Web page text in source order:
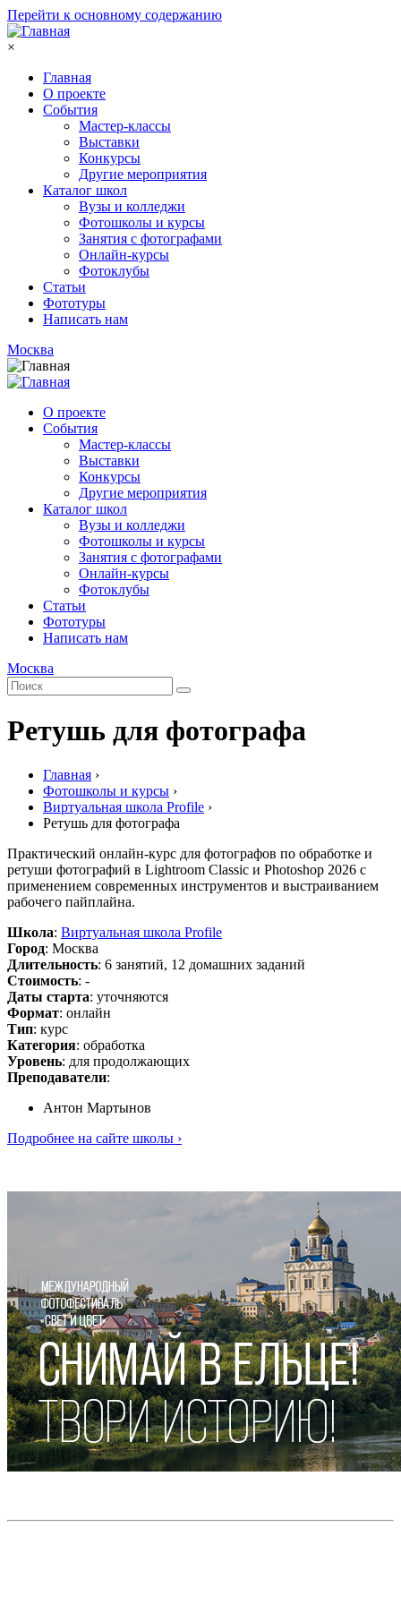
Перейти к основному содержанию
×
Главная
О проекте
События
Мастер-классы
Выставки
Конкурсы
Другие мероприятия
Каталог школ
Вузы и колледжи
Фотошколы и курсы
Занятия с фотографами
Онлайн-курсы
Фотоклубы
Статьи
Фототуры
Написать нам
Москва
О проекте
События
Мастер-классы
Выставки
Конкурсы
Другие мероприятия
Каталог школ
Вузы и колледжи
Фотошколы и курсы
Занятия с фотографами
Онлайн-курсы
Фотоклубы
Статьи
Фототуры
Написать нам
Москва
Ретушь для фотографа
Главная ›
Фотошколы и курсы ›
Виртуальная школа Profile ›
Ретушь для фотографа
Практический онлайн-курс для фотографов по обработке и
ретуши фотографий в Lightroom Classic и Photoshop 2026 с
применением современных инструментов и выстраиванием
рабочего пайплайна.
Школа: Виртуальная школа Profile
Город: Москва
Длительность: 6 занятий, 12 домашних заданий
Стоимость: -
Даты старта: уточняются
Формат: онлайн
Тип: курс
Категория: обработка
Уровень: для продолжающих
Преподаватели:
Антон Мартынов
Подробнее на сайте школы ›